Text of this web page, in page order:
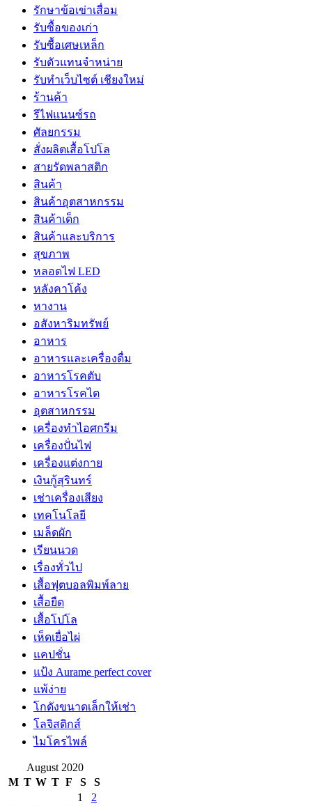
รักษาข้อเข่าเสื่อม
รับซื้อของเก่า
รับซื้อเศษเหล็ก
รับตัวแทนจำหน่าย
รับทำเว็บไซต์ เชียงใหม่
ร้านค้า
รีไฟแนนซ์รถ
ศัลยกรรม
สั่งผลิตเสื้อโปโล
สายรัดพลาสติก
สินค้า
สินค้าอุตสาหกรรม
สินค้าเด็ก
สินค้าและบริการ
สุขภาพ
หลอดไฟ LED
หลังคาโค้ง
หางาน
อสังหาริมทรัพย์
อาหาร
อาหารและเครื่องดื่ม
อาหารโรคตับ
อาหารโรคไต
อุตสาหกรรม
เครื่องทำไอศกรีม
เครื่องปั่นไฟ
เครื่องแต่งกาย
เงินกู้สุรินทร์
เช่าเครื่องเสียง
เทคโนโลยี
เมล็ดผัก
เรียนนวด
เรื่องทั่วไป
เสื้อฟุตบอลพิมพ์ลาย
เสื้อยืด
เสื้อโปโล
เห็ดเยื่อไผ่
แคปชั่น
แป้ง Aurame perfect cover
แพ้ง่าย
โกดังขนาดเล็กให้เช่า
โลจิสติกส์
ไมโครไพล์
August 2020
M T W T F S
S
1
2